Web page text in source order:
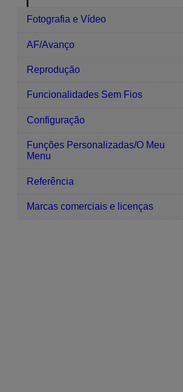
Fotografia e Vídeo
AF/Avanço
Reprodução
Funcionalidades Sem Fios
Configuração
Funções Personalizadas/O Meu
Menu
Referência
Marcas comerciais e licenças